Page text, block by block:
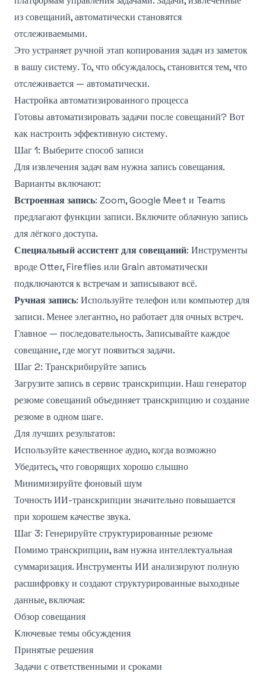
из совещаний, автоматически становятся
отслеживаемыми.
Это устраняет ручной этап копирования задач из заметок
в вашу систему. То, что обсуждалось, становится тем, что
отслеживается — автоматически.
Настройка автоматизированного процесса
Готовы автоматизировать задачи после совещаний? Вот
как настроить эффективную систему.
Шаг 1: Выберите способ записи
Для извлечения задач вам нужна запись совещания.
Варианты включают:
Встроенная запись: Zoom, Google Meet и Teams
предлагают функции записи. Включите облачную запись
для лёгкого доступа.
Специальный ассистент для совещаний: Инструменты
вроде Otter, Fireflies или Grain автоматически
подключаются к встречам и записывают всё.
Ручная запись: Используйте телефон или компьютер для
записи. Менее элегантно, но работает для очных встреч.
Главное — последовательность. Записывайте каждое
совещание, где могут появиться задачи.
Шаг 2: Транскрибируйте запись
Загрузите запись в сервис транскрипции. Нашгенератор
резюме совещаний объединяет транскрипцию и создание
резюме в одном шаге.
Для лучших результатов:
Используйте качественное аудио, когда возможно
Убедитесь, что говорящих хорошо слышно
Минимизируйте фоновый шум
Точность ИИ-транскрипции значительно повышается
при хорошем качестве звука.
Шаг 3: Генерируйте структурированные резюме
Помимо транскрипции, вам нужна интеллектуальная
суммаризация. Инструменты ИИ анализируют полную
расшифровку и создают структурированные выходные
данные, включая:
Обзор совещания
Ключевые темы обсуждения
Принятые решения
Задачи с ответственными и сроками